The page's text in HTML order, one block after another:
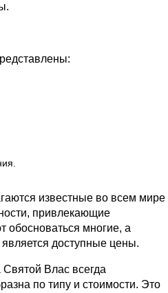
известные во всем мире
привлекающие
обосноваться многие, а
доступные цены.
Влас всегда
по типу и стоимости. Это